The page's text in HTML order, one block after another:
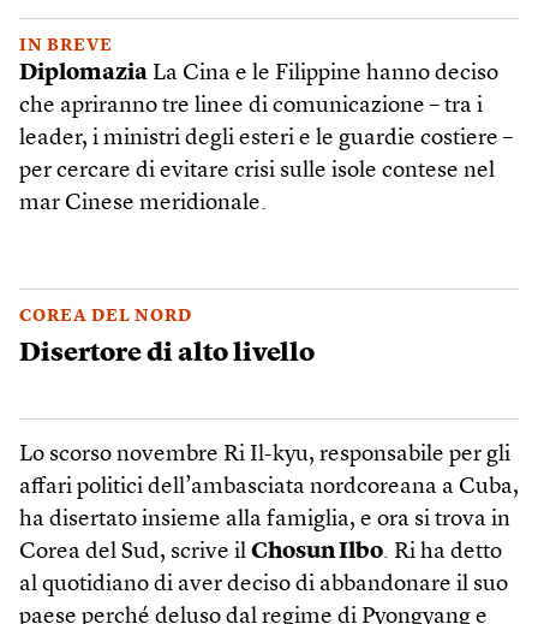
IN BREVE
Diplomazia La Cina e le Filippine hanno deciso
che apriranno tre linee di comunicazione – tra i
leader, i ministri degli esteri e le guardie costiere –
per cercare di evitare crisi sulle isole contese nel
mar Cinese meridionale.
COREA DEL NORD
Disertore di alto livello
Lo scorso novembre Ri Il-kyu, responsabile per gli
affari politici dell’ambasciata nordcoreana a Cuba,
ha disertato insieme alla famiglia, e ora si trova in
Corea del Sud, scrive il Chosun Ilbo. Ri ha detto
al quotidiano di aver deciso di abbandonare il suo
paese perché deluso dal regime di Pyongyang e